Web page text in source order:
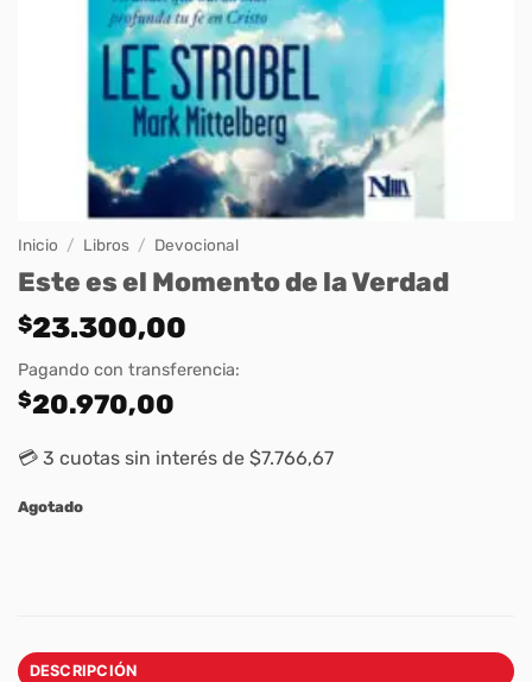
Inicio / Libros / Devocional
Este es el Momento de la Verdad
$23.300,00
Pagando con transferencia:
$20.970,00
💳 3 cuotas sin interés de $7.766,67
Agotado
DESCRIPCIÓN